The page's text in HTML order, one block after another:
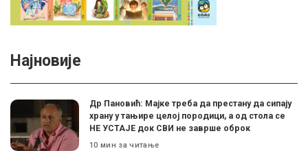
Најновије
Др Пановић: Мајке треба да престану да сипају
храну у тањире целој породици, а од стола се
НЕ УСТАЈЕ док СВИ не заврше оброк
10 мин за читање